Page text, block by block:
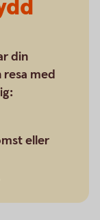
din
med
eller